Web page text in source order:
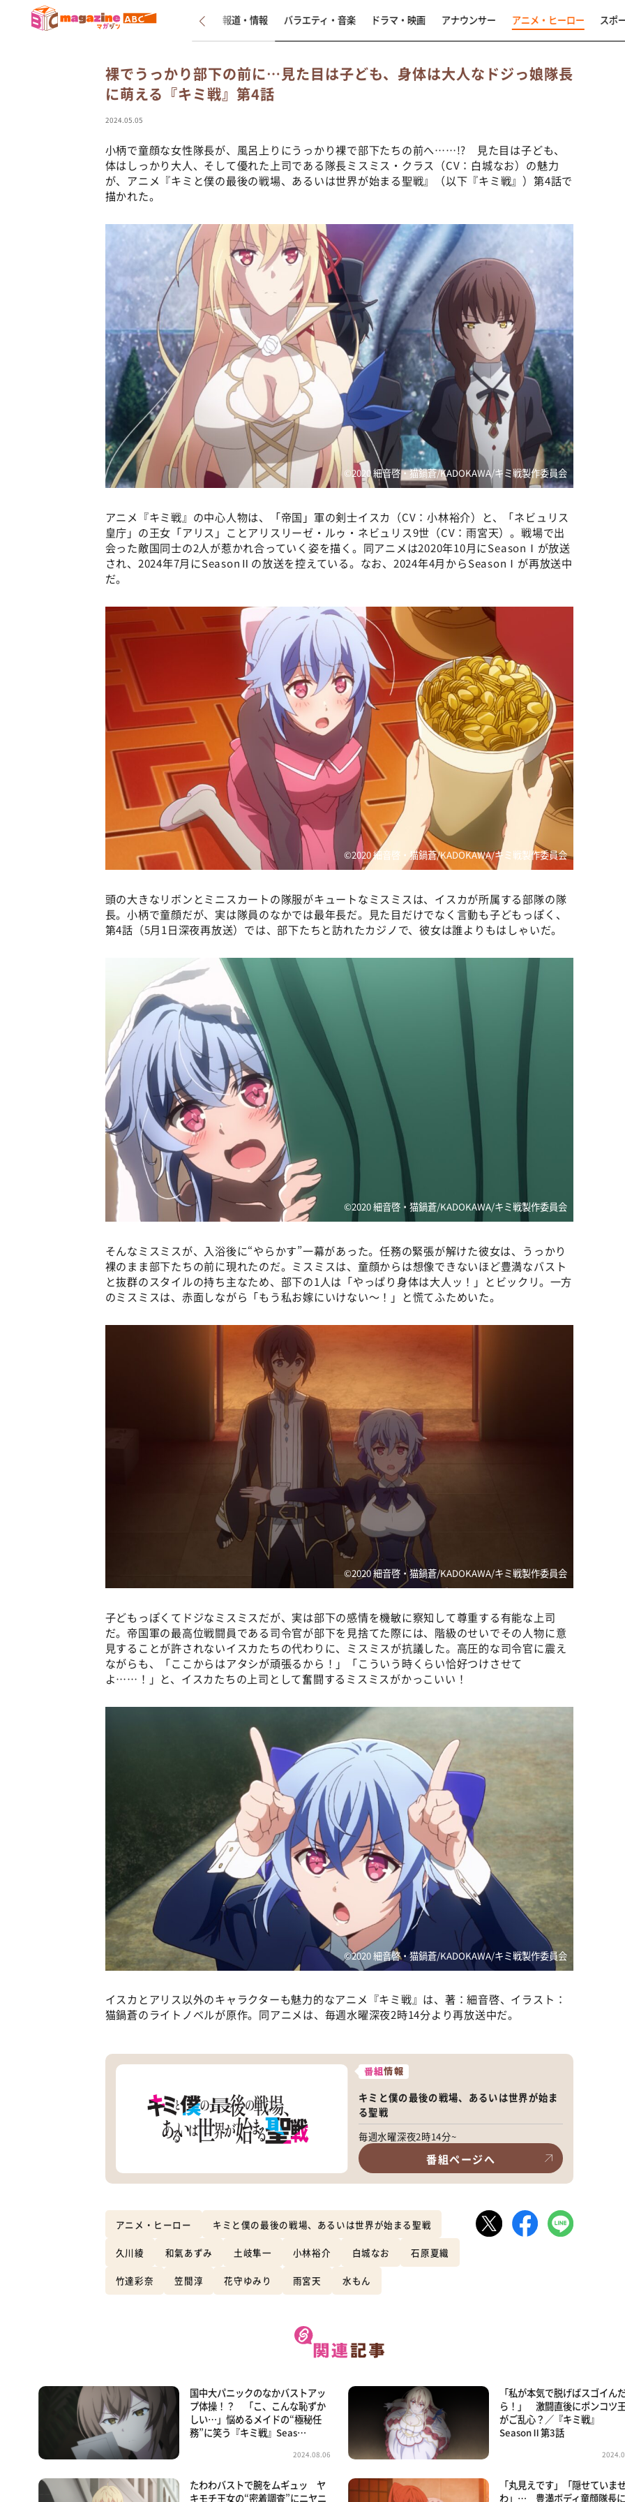
新着 インタビュー 報道・情報 バラエティ・音楽 ドラマ・映画 アナウンサー アニメ・ヒーロー スポ
裸でうっかり部下の前に…見た目は子ども、身体は大人なドジっ娘隊長
に萌える『キミ戦』第4話
2024.05.05
小柄で童顔な女性隊長が、風呂上りにうっかり裸で部下たちの前へ……!? 見た目は子ども、
体はしっかり大人、そして優れた上司である隊長ミスミス・クラス（CV：白城なお）の魅力
が、アニメ『キミと僕の最後の戦場、あるいは世界が始まる聖戦』（以下『キミ戦』）第4話で
描かれた。
©2020 細音啓・猫鍋蒼/KADOKAWA/キミ戦製作委員会
アニメ『キミ戦』の中心人物は、「帝国」軍の剣士イスカ（CV：小林裕介）と、「ネビュリス
皇庁」の王女「アリス」ことアリスリーゼ・ルゥ・ネビュリス9世（CV：雨宮天）。戦場で出
会った敵国同士の2人が惹かれ合っていく姿を描く。同アニメは2020年10月にSeasonⅠが放送
され、2024年7月にSeasonⅡの放送を控えている。なお、2024年4月からSeasonⅠが再放送中
だ。
©2020 細音啓・猫鍋蒼/KADOKAWA/キミ戦製作委員会
頭の大きなリボンとミニスカートの隊服がキュートなミスミスは、イスカが所属する部隊の隊
長。小柄で童顔だが、実は隊員のなかでは最年長だ。見た目だけでなく言動も子どもっぽく、
第4話（5月1日深夜再放送）では、部下たちと訪れたカジノで、彼女は誰よりもはしゃいだ。
©2020 細音啓・猫鍋蒼/KADOKAWA/キミ戦製作委員会
そんなミスミスが、入浴後に“やらかす”一幕があった。任務の緊張が解けた彼女は、うっかり
裸のまま部下たちの前に現れたのだ。ミスミスは、童顔からは想像できないほど豊満なバスト
と抜群のスタイルの持ち主なため、部下の1人は「やっぱり身体は大人ッ！」とビックリ。一方
のミスミスは、赤面しながら「もう私お嫁にいけない～！」と慌てふためいた。
©2020 細音啓・猫鍋蒼/KADOKAWA/キミ戦製作委員会
子どもっぽくてドジなミスミスだが、実は部下の感情を機敏に察知して尊重する有能な上司
だ。帝国軍の最高位戦闘員である司令官が部下を見捨てた際には、階級のせいでその人物に意
見することが許されないイスカたちの代わりに、ミスミスが抗議した。高圧的な司令官に震え
ながらも、「ここからはアタシが頑張るから！」「こういう時くらい恰好つけさせて
よ……！」と、イスカたちの上司として奮闘するミスミスがかっこいい！
©2020 細音啓・猫鍋蒼/KADOKAWA/キミ戦製作委員会
イスカとアリス以外のキャラクターも魅力的なアニメ『キミ戦』は、著：細音啓、イラスト：
猫鍋蒼のライトノベルが原作。同アニメは、毎週水曜深夜2時14分より再放送中だ。
番組情報
キミと僕の最後の戦場、あるいは世界が始ま
る聖戦
毎週水曜深夜2時14分~
番組ページへ
アニメ・ヒーロー キミと僕の最後の戦場、あるいは世界が始まる聖戦
久川綾 和氣あずみ 土岐隼一 小林裕介 白城なお 石原夏織
竹達彩奈 笠間淳 花守ゆみり 雨宮天 水もん
国中大パニックのなかバストアッ
プ体操！？ 「こ、こんな恥ずか
しい…」悩めるメイドの“極秘任
務”に笑う『キミ戦』Seas…
2024.08.06
「私が本気で脱げばスゴイん
ら！」 激闘直後にポンコツ
がご乱心？／『キミ戦』
SeasonⅡ第3話
たわわバストで腕をムギュッ ヤ
キモチ王女の“密着調査”にニヤニ
「丸見えです」「隠せていま
わ」… 豊満ボディ童顔隊長